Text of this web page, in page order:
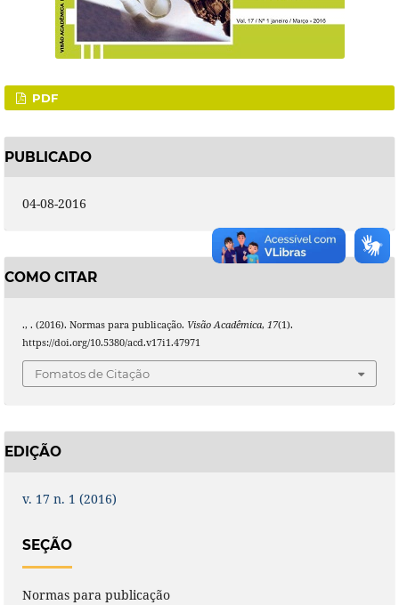
PDF
PUBLICADO
04-08-2016
COMO CITAR
., . (2016). Normas para publicação. Visão Acadêmica, 17(1).
https://doi.org/10.5380/acd.v17i1.47971
Fomatos de Citação
EDIÇÃO
v. 17 n. 1 (2016)
SEÇÃO
Normas para publicação